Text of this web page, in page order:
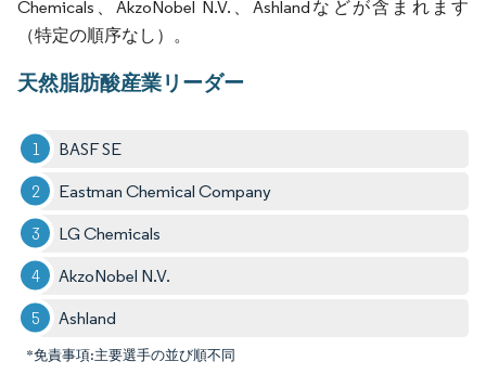
Chemicals、AkzoNobel N.V.、Ashlandなどが含まれます
（特定の順序なし）。
天然脂肪酸産業リーダー
BASF SE
Eastman Chemical Company
LG Chemicals
AkzoNobel N.V.
Ashland
*免責事項:主要選手の並び順不同